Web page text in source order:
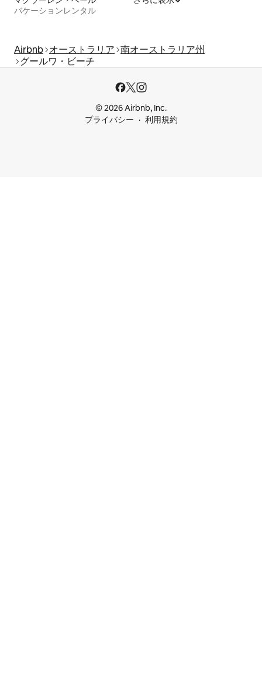
バケーションレンタル
Airbnb オーストラリア 南オーストラリア州
グールワ・ビーチ
© 2026 Airbnb, Inc.
プライバシー
利用規約